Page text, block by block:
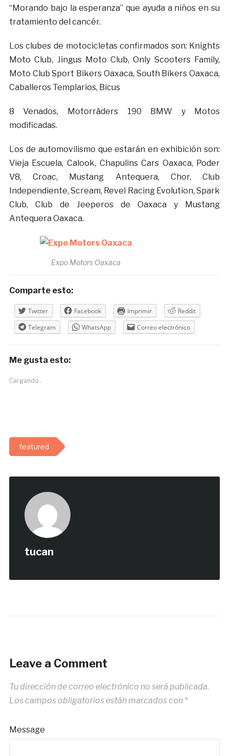
“Morando bajo la esperanza” que ayuda a niños en su
tratamiento del cancér.
Los clubes de motocicletas confirmados son: Knights
Moto Club, Jingus Moto Club, Only Scooters Family,
Moto Club Sport Bikers Oaxaca, South Bikers Oaxaca,
Caballeros Templarios, Bicus
8 Venados, Motorräders 190 BMW y Motos
modificadas.
Los de automovilismo que estarán en exhibición son:
Vieja Escuela, Calook, Chapulins Cars Oaxaca, Poder
V8, Croac, Mustang Antequera, Chor, Club
Independiente, Scream, Revel Racing Evolution, Spark
Club, Club de Jeeperos de Oaxaca y Mustang
Antequera Oaxaca.
Expo Motors Oaxaca
Comparte esto:
Twitter Facebook Imprimir
Reddit
Telegram
WhatsApp Correo electrónico
Me gusta esto:
Cargando...
featured
tucan
Leave a Comment
Tu dirección de correo electrónico no será publicada.
Los campos obligatorios están marcados con *
Message